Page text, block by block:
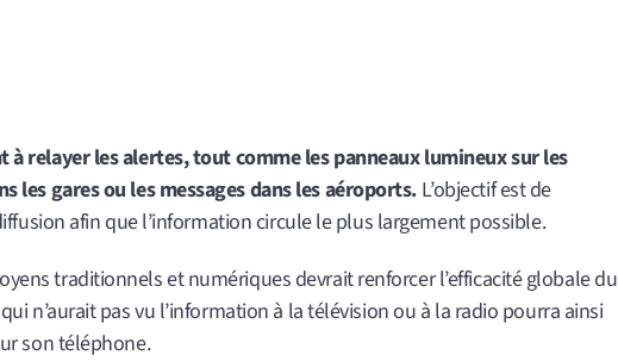
à relayer les alertes, tout comme les panneaux lumineux sur les
les gares ou les messages dans les aéroports. L’objectif est de
afin que l’information circule le plus largement possible.
traditionnels et numériques devrait renforcer l’efficacité globale du
n’aurait pas vu l’information à la télévision ou à la radio pourra ainsi
son téléphone.